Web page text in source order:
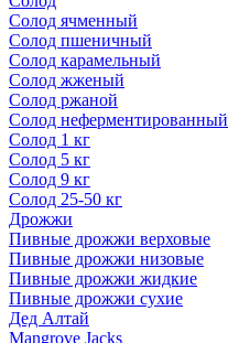
Солод ячменный
Солод пшеничный
Солод карамельный
Солод жженый
Солод ржаной
Солод неферментированный
Солод 1 кг
Солод 5 кг
Солод 9 кг
Солод 25-50 кг
Дрожжи
Пивные дрожжи верховые
Пивные дрожжи низовые
Пивные дрожжи жидкие
Пивные дрожжи сухие
Дед Алтай
Mangrove Jacks